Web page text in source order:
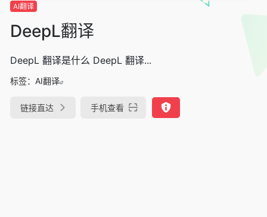
AI翻译
DeepL翻译
DeepL 翻译是什么 DeepL 翻译...
标签： AI翻译
链接直达 手机查看